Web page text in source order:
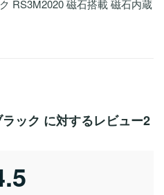
RS3M2020 磁石搭載 磁石内蔵
ック に対するレビュー2